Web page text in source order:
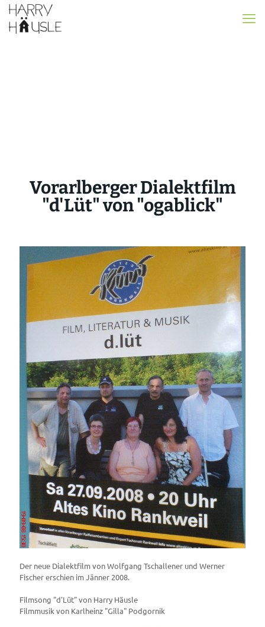
Vorarlberger Dialektfilm
"d'Lüt" von "ogablick"
Der neue Dialektfilm von Wolfgang Tschallener und Werner
Fischer erschien im Jänner 2008.
Filmsong "d'Lüt" von Harry Häusle
Filmmusik von Karlheinz "Gilla" Podgornik